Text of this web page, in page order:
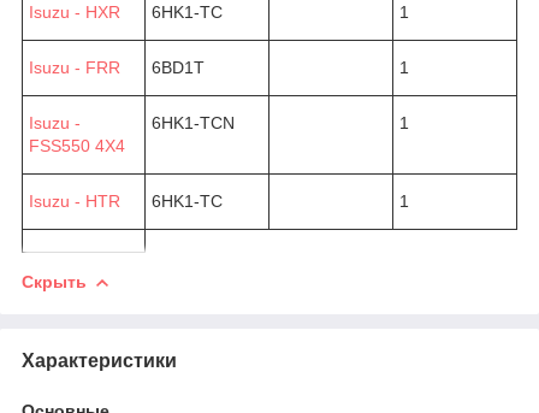
Isuzu - HXR 6HK1-TC 1
Isuzu - FRR 6BD1T 1
Isuzu -
FSS550 4X4
6HK1-TCN 1
Isuzu - HTR 6HK1-TC 1
Скрыть
Характеристики